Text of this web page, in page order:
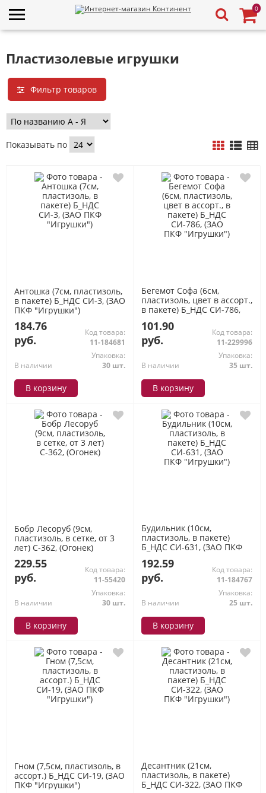
0
Пластизолевые игрушки
Фильтр товаров
Показывать по
Антошка (7см, пластизоль,
в пакете) Б_НДС СИ-3, (ЗАО
ПКФ "Игрушки")
184.76
руб.
Код товара:
11-184681
В наличии
Упаковка:
30 шт.
В корзину
Бегемот Софа (6см,
пластизоль, цвет в ассорт.,
в пакете) Б_НДС СИ-786,
101.90
руб.
Код товара:
11-229996
В наличии
Упаковка:
35 шт.
В корзину
Бобр Лесоруб (9см,
пластизоль, в сетке, от 3
лет) С-362, (Огонек)
229.55
руб.
Код товара:
11-55420
В наличии
Упаковка:
30 шт.
В корзину
Будильник (10см,
пластизоль, в пакете)
Б_НДС СИ-631, (ЗАО ПКФ
192.59
руб.
Код товара:
11-184767
В наличии
Упаковка:
25 шт.
В корзину
Гном (7,5см, пластизоль, в
ассорт.) Б_НДС СИ-19, (ЗАО
ПКФ "Игрушки")
Десантник (21см,
пластизоль, в пакете)
Б_НДС СИ-322, (ЗАО ПКФ